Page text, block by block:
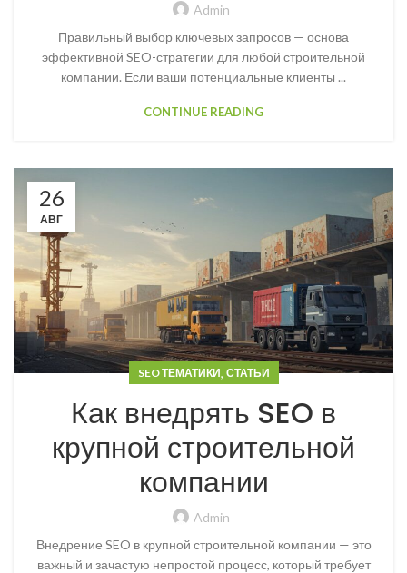
Admin
Правильный выбор ключевых запросов — основа
эффективной SEO-стратегии для любой строительной
компании. Если ваши потенциальные клиенты ...
CONTINUE READING
26
АВГ
SEO ТЕМАТИКИ, СТАТЬИ
Как внедрять SEO в
крупной строительной
компании
Admin
Внедрение SEO в крупной строительной компании — это
важный и зачастую непростой процесс, который требует